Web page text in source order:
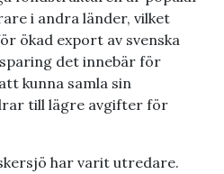
i andra länder, vilket
ökad export av svenska
det innebär för
kunna samla sin
till lägre avgifter för
har varit utredare.